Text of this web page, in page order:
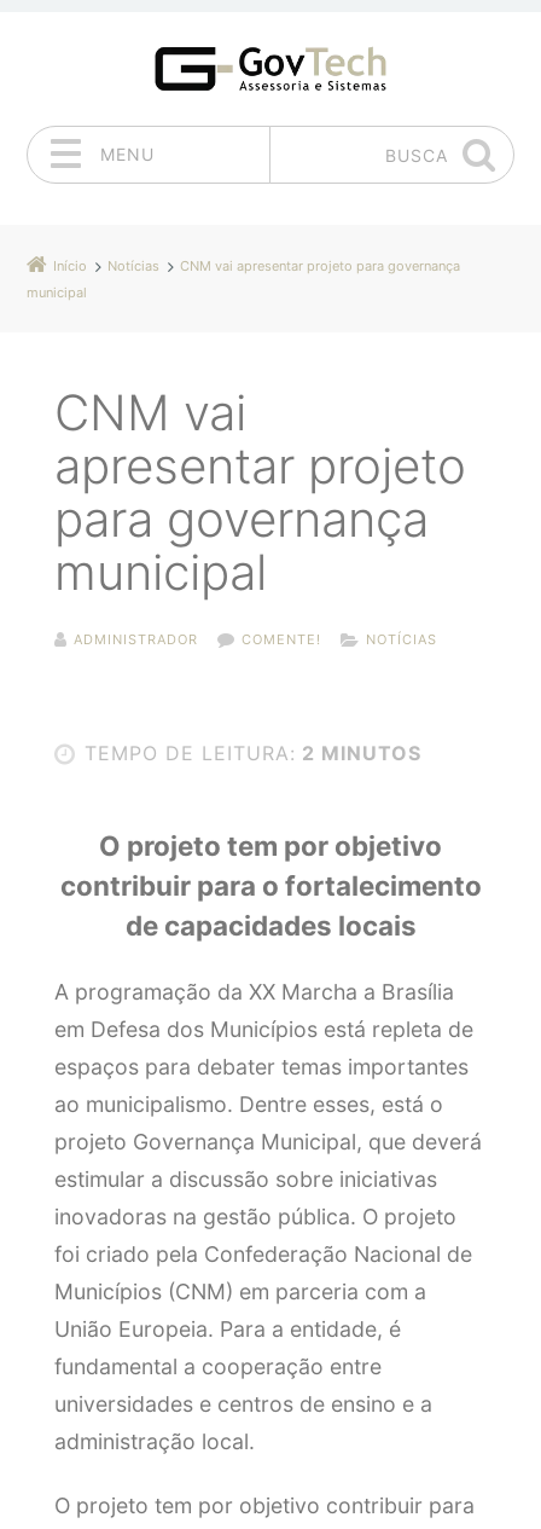
MENU BUSCA
Início Notícias
CNM vai apresentar projeto para governança
municipal
CNM vai
apresentar projeto
para governança
municipal
ADMINISTRADOR COMENTE! NOTÍCIAS
TEMPO DE LEITURA: 2 MINUTOS
O projeto tem por objetivo
contribuir para o fortalecimento
de capacidades locais
A programação da XX Marcha a Brasília
em Defesa dos Municípios está repleta de
espaços para debater temas importantes
ao municipalismo. Dentre esses, está o
projeto Governança Municipal, que deverá
estimular a discussão sobre iniciativas
inovadoras na gestão pública. O projeto
foi criado pela Confederação Nacional de
Municípios (CNM) em parceria com a
União Europeia. Para a entidade, é
fundamental a cooperação entre
universidades e centros de ensino e a
administração local.
O projeto tem por objetivo contribuir para